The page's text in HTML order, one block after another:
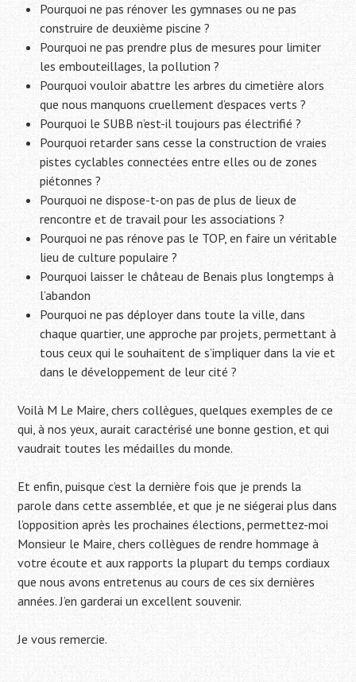
Pourquoi ne pas rénover les gymnases ou ne pas
construire de deuxième piscine ?
Pourquoi ne pas prendre plus de mesures pour limiter
les embouteillages, la pollution ?
Pourquoi vouloir abattre les arbres du cimetière alors
que nous manquons cruellement d’espaces verts ?
Pourquoi le SUBB n’est-il toujours pas électrifié ?
Pourquoi retarder sans cesse la construction de vraies
pistes cyclables connectées entre elles ou de zones
piétonnes ?
Pourquoi ne dispose-t-on pas de plus de lieux de
rencontre et de travail pour les associations ?
Pourquoi ne pas rénove pas le TOP, en faire un véritable
lieu de culture populaire ?
Pourquoi laisser le château de Benais plus longtemps à
l’abandon
Pourquoi ne pas déployer dans toute la ville, dans
chaque quartier, une approche par projets, permettant à
tous ceux qui le souhaitent de s’impliquer dans la vie et
dans le développement de leur cité ?
Voilà M Le Maire, chers collègues, quelques exemples de ce
qui, à nos yeux, aurait caractérisé une bonne gestion, et qui
vaudrait toutes les médailles du monde.
Et enfin, puisque c’est la dernière fois que je prends la
parole dans cette assemblée, et que je ne siégerai plus dans
l’opposition après les prochaines élections, permettez-moi
Monsieur le Maire, chers collègues de rendre hommage à
votre écoute et aux rapports la plupart du temps cordiaux
que nous avons entretenus au cours de ces six dernières
années. J’en garderai un excellent souvenir.
Je vous remercie.